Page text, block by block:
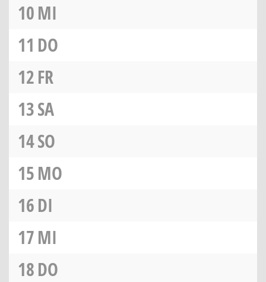
10MI
11 DO
12FR
13SA
14SO
15MO
16DI
17MI
18DO